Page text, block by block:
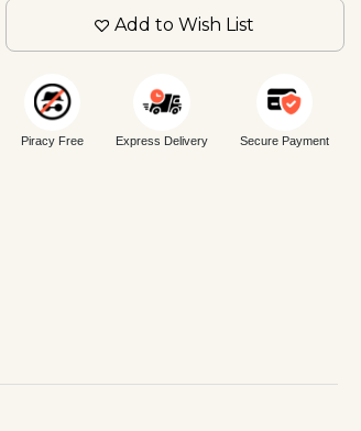
Add to Wish List
Piracy Free Express Delivery Secure Payment